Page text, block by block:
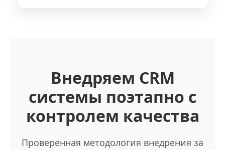
Внедряем CRM
системы поэтапно с
контролем качества
Проверенная методология внедрения за